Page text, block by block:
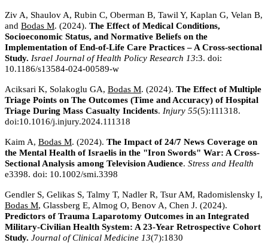
Ziv A, Shaulov A, Rubin C, Oberman B, Tawil Y, Kaplan G, Velan B,
and Bodas M. (2024). The Effect of Medical Conditions,
Socioeconomic Status, and Normative Beliefs on the
Implementation of End-of-Life Care Practices – A Cross-sectional
Study. Israel Journal of Health Policy Research 13:3. doi:
10.1186/s13584-024-00589-w
Aciksari K, Solakoglu GA, Bodas M. (2024). The Effect of Multiple
Triage Points on The Outcomes (Time and Accuracy) of Hospital
Triage During Mass Casualty Incidents. Injury 55(5):111318.
doi:10.1016/j.injury.2024.111318
Kaim A, Bodas M. (2024). The Impact of 24/7 News Coverage on
the Mental Health of Israelis in the "Iron Swords" War: A Cross-
Sectional Analysis among Television Audience. Stress and Health
e3398. doi: 10.1002/smi.3398
Gendler S, Gelikas S, Talmy T, Nadler R, Tsur AM, Radomislensky I,
Bodas M, Glassberg E, Almog O, Benov A, Chen J. (2024).
Predictors of Trauma Laparotomy Outcomes in an Integrated
Military-Civilian Health System: A 23-Year Retrospective Cohort
Study. Journal of Clinical Medicine 13(7):1830